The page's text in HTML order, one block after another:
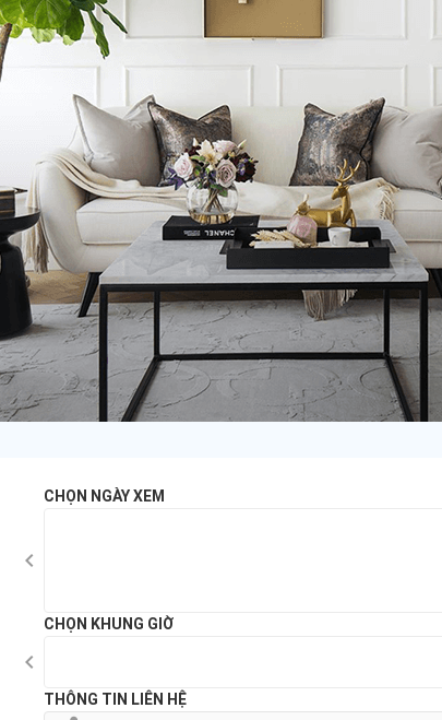
CHỌN NGÀY XEM
CHỌN KHUNG GIỜ
THÔNG TIN LIÊN HỆ